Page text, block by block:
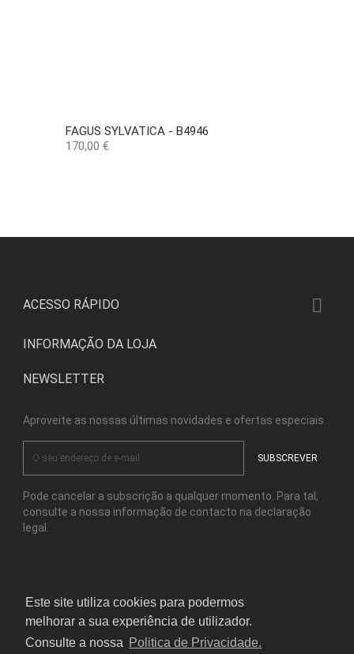
Este site utiliza cookies para podermos
melhorar a sua experiência de utilizador.
Consulte a nossa Politica de Privacidade.
FAGUS SYLVATICA - B4946
Preço
170,00 €
ACESSO RÁPIDO 
INFORMAÇÃO DA LOJA
NEWSLETTER
Aproveite as nossas últimas novidades e ofertas especiais
Pode cancelar a subscrição a qualquer momento. Para tal,
consulte a nossa informação de contacto na declaração
legal.
© Copyright Kensho Bonsai Studio 2026